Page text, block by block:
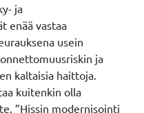
ja
enää vastaa
usein
ja
kaltaisia haittoja.
kuitenkin olla
”Hissin modernisointi